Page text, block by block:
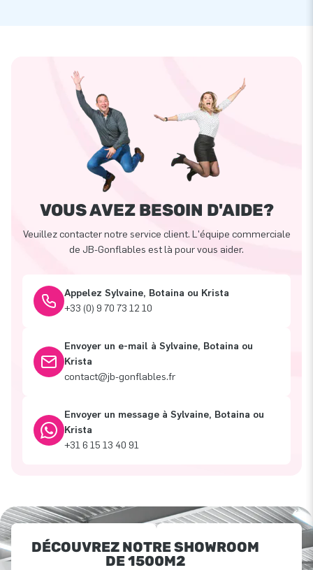
VOUS AVEZ BESOIN D'AIDE?
Veuillez contacter notre service client. L'équipe commerciale
de JB-Gonflables est là pour vous aider.
Appelez Sylvaine, Botaina ou Krista
+33 (0) 9 70 73 12 10
Envoyer un e-mail à Sylvaine, Botaina ou
Krista
contact@jb-gonflables.fr
Envoyer un message à Sylvaine, Botaina ou
Krista
+31 6 15 13 40 91
DÉCOUVREZ NOTRE SHOWROOM
DE 1500M2